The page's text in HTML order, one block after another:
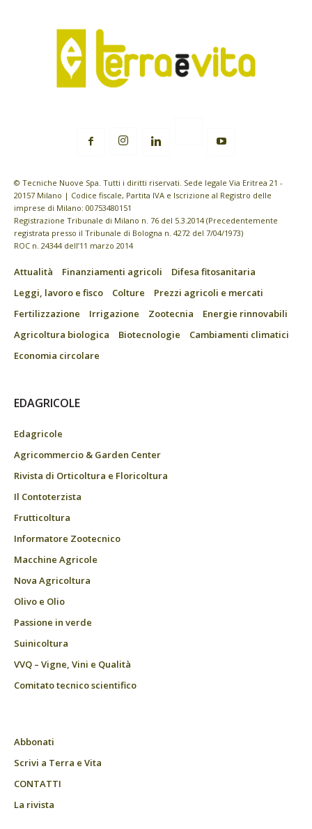
© Tecniche Nuove Spa. Tutti i diritti riservati. Sede legale Via Eritrea 21 -
20157 Milano | Codice fiscale, Partita IVA e Iscrizione al Registro delle
imprese di Milano: 00753480151
Registrazione Tribunale di Milano n. 76 del 5.3.2014 (Precedentemente
registrata presso il Tribunale di Bologna n. 4272 del 7/04/1973)
ROC n. 24344 dell’11 marzo 2014
Attualità Finanziamenti agricoli
Difesa fitosanitaria
Leggi, lavoro e fisco
Colture
Prezzi agricoli e mercati
Fertilizzazione
Irrigazione Zootecnia
Energie rinnovabili
Agricoltura biologica
Biotecnologie
Cambiamenti climatici
Economia circolare
EDAGRICOLE
Edagricole
Agricommercio & Garden Center
Rivista di Orticoltura e Floricoltura
Il Contoterzista
Frutticoltura
Informatore Zootecnico
Macchine Agricole
Nova Agricoltura
Olivo e Olio
Passione in verde
Suinicoltura
VVQ – Vigne, Vini e Qualità
Comitato tecnico scientifico
Abbonati
Scrivi a Terra e Vita
CONTATTI
La rivista